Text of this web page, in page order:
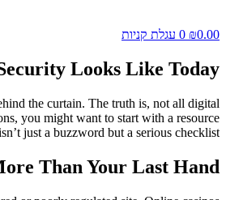
₪0.00
0 עגלת קניות
Looks Like Today
the curtain. The truth is, not all digital
you might want to start with a resource
just a buzzword but a serious checklist.
Than Your Last Hand